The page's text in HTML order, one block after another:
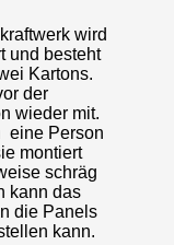
wird
und besteht
Kartons.
der
wieder mit.
eine Person
montiert
schräg
kann das
die Panels
kann.